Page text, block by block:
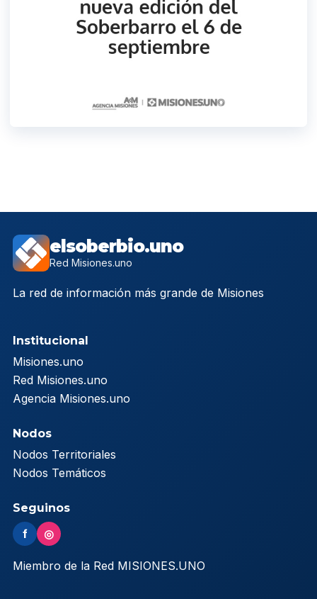
elsoberbio.uno
Red Misiones.uno
La red de información más grande de Misiones
Institucional
Misiones.uno
Red Misiones.uno
Agencia Misiones.uno
Nodos
Nodos Territoriales
Nodos Temáticos
Seguinos
f ◎
Miembro de la Red MISIONES.UNO